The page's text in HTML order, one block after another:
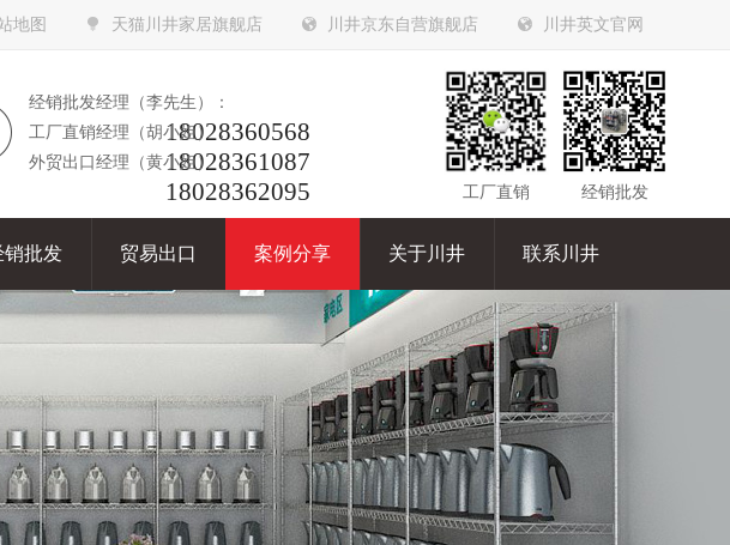
地图 天猫川井家居旗舰店 川井京东自营旗舰店 川井英文官网
经销批发经理（李先生）：
18028360568
工厂直销经理（胡小姐）：
18028361087
外贸出口经理（黄小姐）：
18028362095 工厂直销 经销批发
销批发 贸易出口 案例分享 关于川井 联系川井